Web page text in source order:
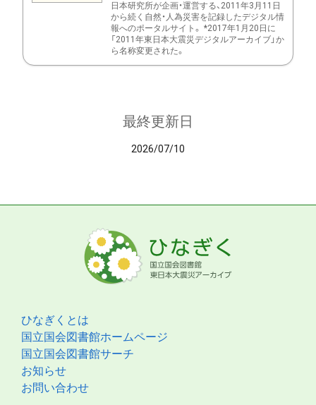
日本研究所が企画・運営する、2011年3月11日
から続く自然・人為災害を記録したデジタル情
報へのポータルサイト。 *2017年1月20日に
「2011年東日本大震災デジタルアーカイブ」か
ら名称変更された。
最終更新日
2026/07/10
ひなぎくとは
国立国会図書館ホームページ
国立国会図書館サーチ
お知らせ
お問い合わせ